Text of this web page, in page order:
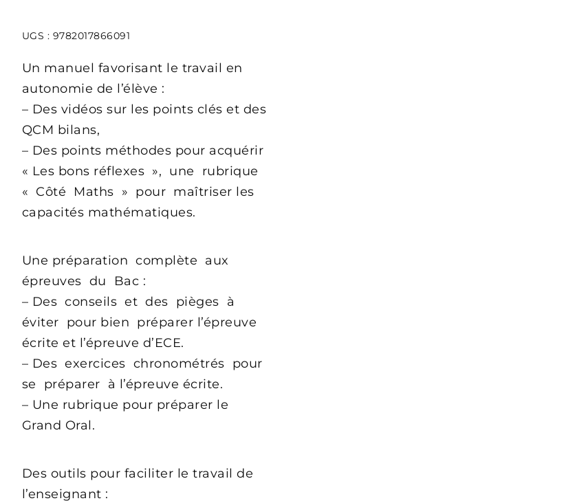
-
Ed.
2020
UGS : 9782017866091
Un manuel favorisant le travail en
autonomie de l’élève :
– Des vidéos sur les points clés et des
QCM bilans,
– Des points méthodes pour acquérir
« Les bons réflexes », une rubrique
« Côté Maths » pour maîtriser les
capacités mathématiques.
Une préparation complète aux
épreuves du Bac :
– Des conseils et des pièges à
éviter pour bien préparer l’épreuve
écrite et l’épreuve d’ECE.
– Des exercices chronométrés pour
se préparer à l’épreuve écrite.
– Une rubrique pour préparer le
Grand Oral.
Des outils pour faciliter le travail de
l’enseignant :